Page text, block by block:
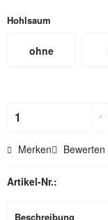
Hohlsaum
ohne
Merken Bewerten
Artikel-Nr.:
Beschreibung